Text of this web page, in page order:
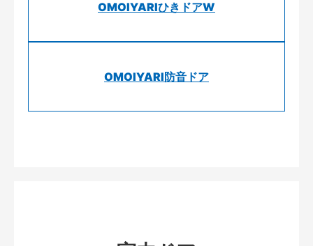
OMOIYARIひきドアW
OMOIYARI防音ドア